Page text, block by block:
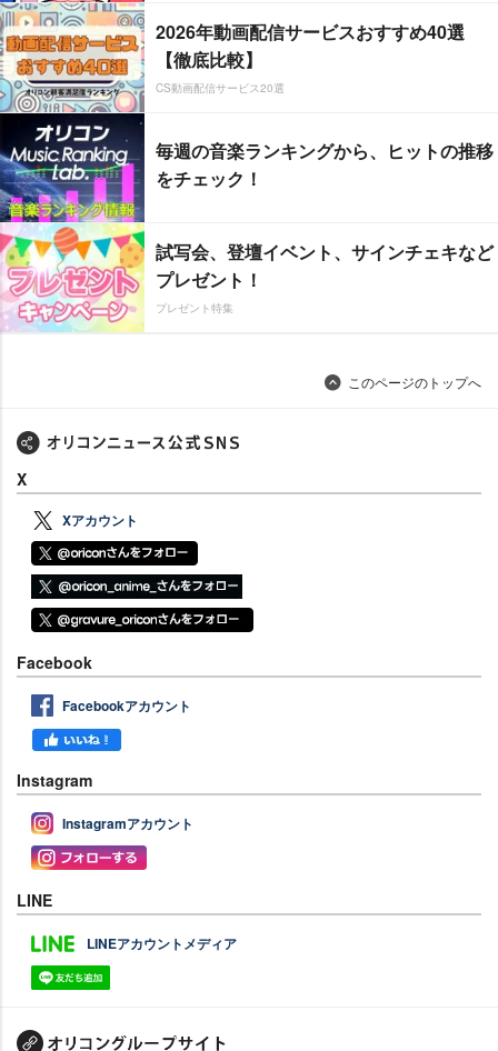
2026年動画配信サービスおすすめ40選
【徹底比較】
CS動画配信サービス20選
毎週の音楽ランキングから、ヒットの推移
をチェック！
試写会、登壇イベント、サインチェキなど
プレゼント！
プレゼント特集
このページのトップへ
X
Xアカウント
Facebook
Facebookアカウント
Instagram
Instagramアカウント
LINE
LINEアカウントメディア